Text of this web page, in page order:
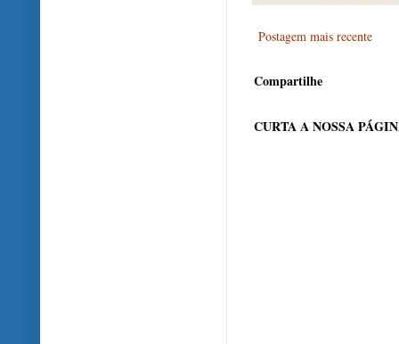
Postagem mais recente
Compartilhe
CURTA A NOSSA